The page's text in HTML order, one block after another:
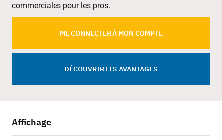
commerciales pour les pros.
ME CONNECTER À MON COMPTE
DÉCOUVRIR LES AVANTAGES
Affichage